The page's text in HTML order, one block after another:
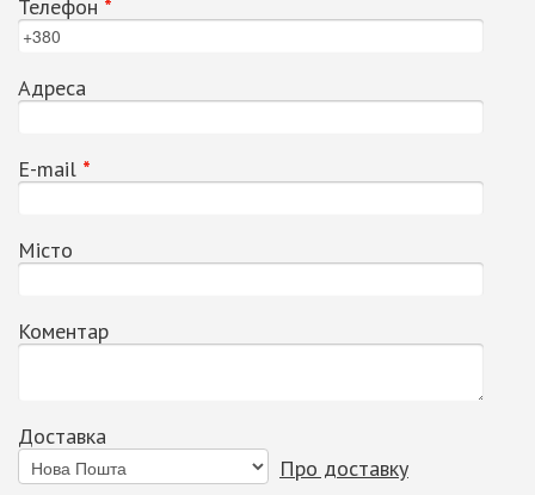
Телефон *
Адреса
Е-mail *
Місто
Коментар
Доставка
Про доставку